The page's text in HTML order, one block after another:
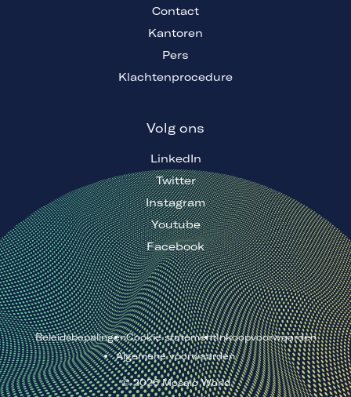
Contact
Kantoren
Pers
Klachtenprocedure
Volg ons
LinkedIn
Twitter
Instagram
Youtube
Facebook
©2026 Mosaic World
BeleidsbepalingenCookie statementInkoopvoorwaarden
Algemene voorwaarden